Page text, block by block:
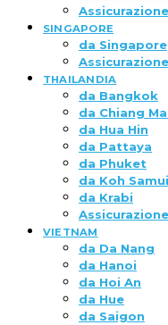
SINGAPORE
da Singapore
THAILANDIA
da Bangkok
da Chiang
da Hua Hin
da Pattaya
da Phuket
da Koh Samui
da Krabi
VIETNAM
da Da Nang
da Hanoi
da Hoi An
da Hue
da Saigon